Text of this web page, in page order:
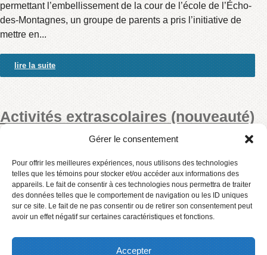
Gérer le consentement
Pour offrir les meilleures expériences, nous utilisons des technologies
telles que les témoins pour stocker et/ou accéder aux informations des
appareils. Le fait de consentir à ces technologies nous permettra de traiter
des données telles que le comportement de navigation ou les ID uniques
sur ce site. Le fait de ne pas consentir ou de retirer son consentement peut
avoir un effet négatif sur certaines caractéristiques et fonctions.
Accepter
permettant l’embellissement de la cour de l’école de l’Écho-
des-Montagnes, un groupe de parents a pris l’initiative de
mettre en...
lire la suite
Activités extrascolaires (nouveauté)
Vous devez inscrire votre enfant auprès du secrétariat de
l’école.
lire la suite
«